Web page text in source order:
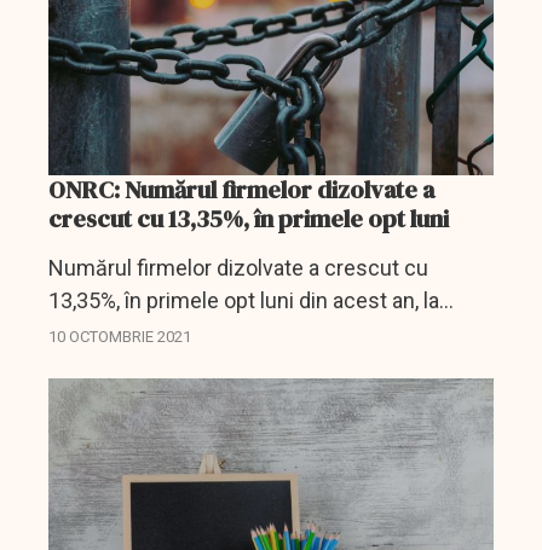
ONRC: Numărul firmelor dizolvate a
crescut cu 13,35%, în primele opt luni
Numărul firmelor dizolvate a crescut cu
13,35%, în primele opt luni din acest an, la
19.306, faţă de 17.032, în perioada ianuarie -
Oficiul Naţional...
10 OCTOMBRIE 2021